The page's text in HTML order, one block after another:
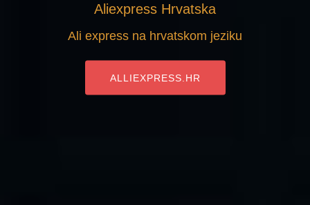
Aliexpress Hrvatska
Ali express na hrvatskom jeziku
ALLIEXPRESS.HR